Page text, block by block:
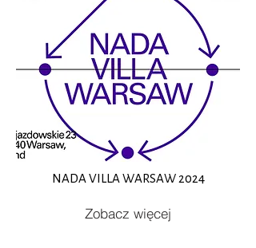
NADA VILLA WARSAW 2024
Zobacz więcej